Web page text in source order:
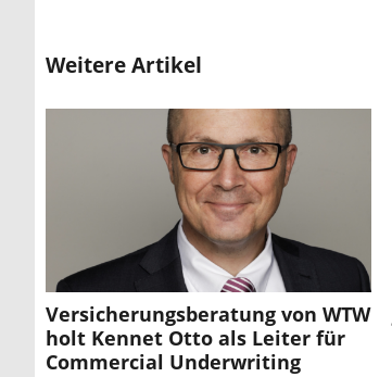
Weitere Artikel
Versicherungsberatung von WTW
holt Kennet Otto als Leiter für
Commercial Underwriting